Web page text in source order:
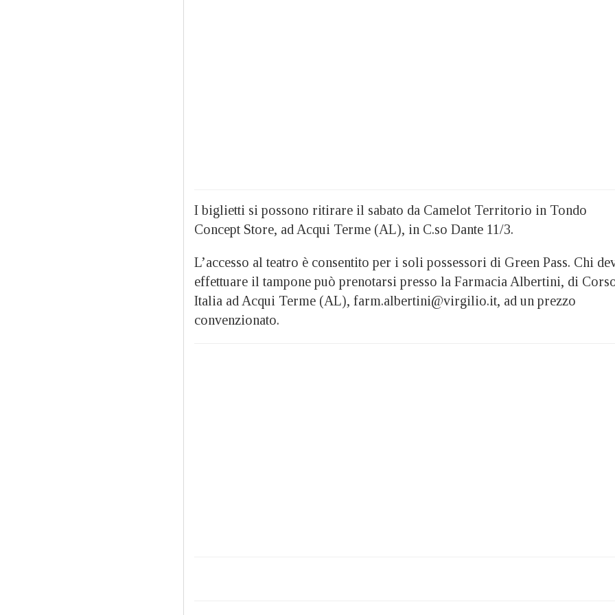
I biglietti si possono ritirare il sabato da Camelot Territorio in Tondo
Concept Store, ad Acqui Terme (AL), in C.so Dante 11/3.
L’accesso al teatro è consentito per i soli possessori di Green Pass. Chi
effettuare il tampone può prenotarsi presso la Farmacia Albertini, di
Italia ad Acqui Terme (AL), farm.albertini@virgilio.it, ad un prezzo
convenzionato.